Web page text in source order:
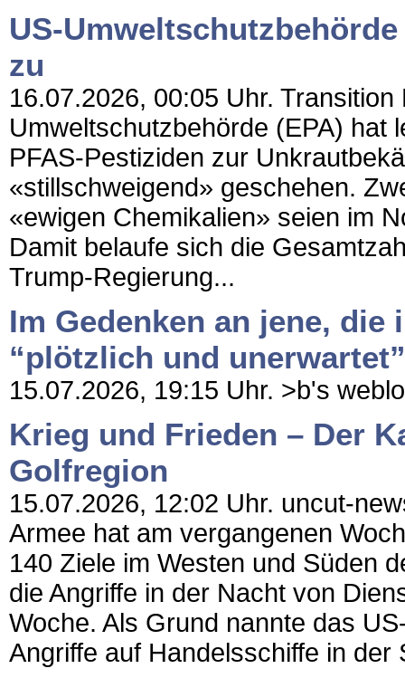
US-
zu
16.07.2026, 00:05 Uhr.
Umweltschutzbehörde (EPA) hat
PFAS-Pestiziden zur
«stillschweigend» geschehen.
«ewigen Chemikalien» seien im
Damit belaufe sich die
Trump-Regierung...
Im Gedenken an jene,
“plötzlich und
15.07.2026, 19:15 Uhr. >b's
Krieg und Frieden – Der
Golfregion
15.07.2026, 12:02 Uhr. uncut-
Armee hat am vergangenen
140 Ziele im Westen und Süden
die Angriffe in der Nacht von
Woche. Als Grund nannte das
Angriffe auf Handelsschiffe in